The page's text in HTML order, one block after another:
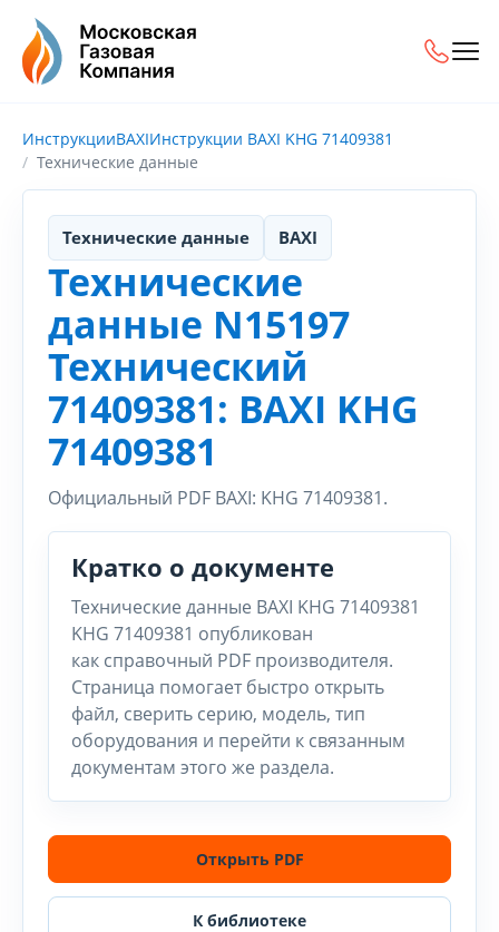
ИнструкцииBAXIИнструкции BAXI KHG 71409381
Технические данные
Технические данные BAXI
Технические
данные N15197
Технический
71409381: BAXI KHG
71409381
Официальный PDF BAXI: KHG 71409381.
Кратко о документе
Технические данные BAXI KHG 71409381
KHG 71409381 опубликован
как справочный PDF производителя.
Страница помогает быстро открыть
файл, сверить серию, модель, тип
оборудования и перейти к связанным
документам этого же раздела.
Открыть PDF
К библиотеке